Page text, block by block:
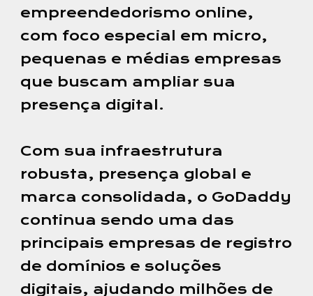
empreendedorismo online,
com foco especial em micro,
pequenas e médias empresas
que buscam ampliar sua
presença digital.
Com sua infraestrutura
robusta, presença global e
marca consolidada, o GoDaddy
continua sendo uma das
principais empresas de registro
de domínios e soluções
digitais, ajudando milhões de